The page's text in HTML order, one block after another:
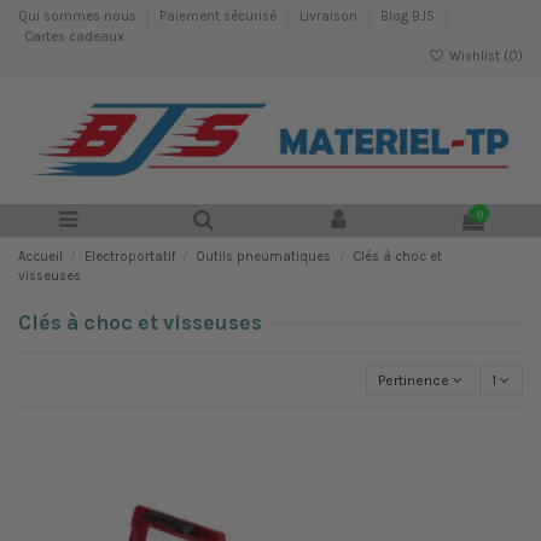
Qui sommes nous Paiement sécurisé Livraison
Blog BJS
Cartes cadeaux
Wishlist (0)
0
Accueil Electroportatif Outils pneumatiques
Clés à choc et
visseuses
Clés à choc et visseuses
Pertinence 1